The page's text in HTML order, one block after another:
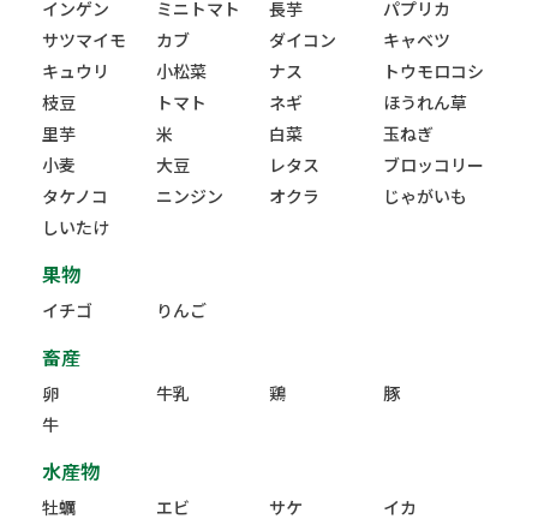
インゲン
ミニトマト 長芋
パプリカ
サツマイモ
カブ ダイコン
キャベツ
キュウリ
小松菜 ナス
トウモロコシ
枝豆
トマト ネギ
ほうれん草
里芋
米 白菜
玉ねぎ
小麦
大豆 レタス
ブロッコリー
タケノコ
ニンジン オクラ
じゃがいも
しいたけ
果物
イチゴ りんご
畜産
卵 牛乳 鶏
豚
牛
水産物
牡蠣 エビ サケ
イカ